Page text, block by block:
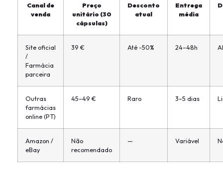
Canal de
venda
Preço
unitário (30
cápsulas)
Desconto
atual
Entrega
média
Site oficial
/
Farmácia
parceira
39 € Até -50% 24–48h
Outras
farmácias
online (PT)
45–49 € Raro 3–5 dias
Amazon /
eBay
Não
recomendado
— Variável